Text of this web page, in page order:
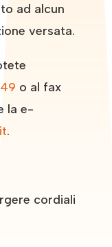
ad alcun
versata.
o al fax
la e-
.
cordiali